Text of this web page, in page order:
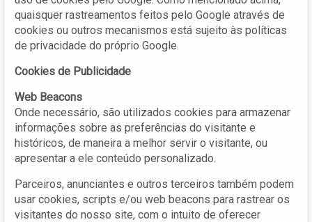
quaisquer rastreamentos feitos pelo Google através de
cookies ou outros mecanismos está sujeito às políticas
de privacidade do próprio Google.
Cookies de Publicidade
Web Beacons
Onde necessário, são utilizados cookies para armazenar
informações sobre as preferências do visitante e
históricos, de maneira a melhor servir o visitante, ou
apresentar a ele conteúdo personalizado.
Parceiros, anunciantes e outros terceiros também podem
usar cookies, scripts e/ou web beacons para rastrear os
visitantes do nosso site, com o intuito de oferecer